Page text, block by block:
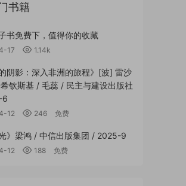
书籍
书免费下，值得你的收藏
17 1.14k
的阴影：深入非洲的旅程》[波] 雷沙
希钦斯基 / 毛蕊 / 民主与建设出版社
6
12 246 免费
光》梁鸿 / 中信出版集团 / 2025-9
12 188 免费